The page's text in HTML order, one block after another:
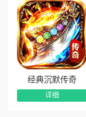
经典沉默传奇
详细